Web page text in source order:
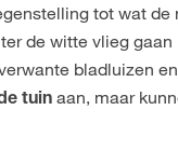
tot wat de
de witte vlieg
bladluizen
tuin aan, maar